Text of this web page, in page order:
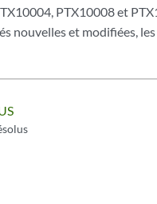
PTX10008 et
nouvelles et modifiées,